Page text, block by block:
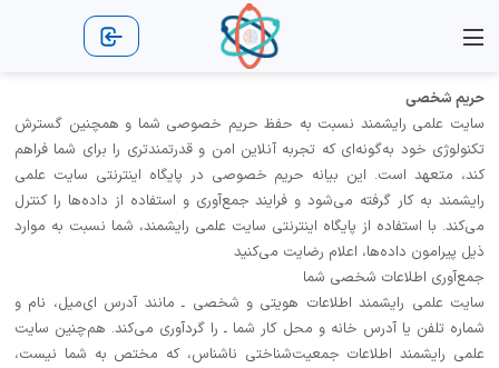
حریم شخصی
سایت علمی رایشمند نسبت به حفظ حریم خصوصی شما و همچنین گسترش
تکنولوژی خود به‌گونه‌ای که تجربه آنلاین امن و قدرتمندتری را برای شما فراهم
کند، متعهد است. این بیانه حریم خصوصی در پایگاه اینترنتی سایت علمی
رایشمند به کار گرفته می‌شود و فرایند جمع‌آوری و استفاده از داده‌ها را کنترل
می‌کند. با استفاده از پایگاه اینترنتی سایت علمی رایشمند، شما نسبت به موارد
ذیل پیرامون داده‌ها، اعلام رضایت می‌کنید
جمع‌آوری اطلاعات شخصی شما
سایت علمی رایشمند اطلاعات هویتی و شخصی ـ مانند آدرس ای‌میل، نام و
شماره تلفن یا آدرس خانه و محل کار شما ـ را گردآوری می‌کند. هم‌چنین سایت
علمی رایشمند اطلاعات جمعیت‌شناختی ناشناس، که مختص به شما نیست،
فرمول های ریاضی
آموزش ریاضی
نمونه سوال ریاضی
کارشناسی ارشد ریاضی
دکترا
ماشین ها
صنعت و تجارت
صنایع و کارآفرینی
رموز کسب درآمد
آموزش برنامه نویسی
آموزش برنامه نویسی جاوا‌اسکریپت
آموزش زبان برنامه نویسی سی C
آموزش زبان آلمانی
آموزش زبان انگلیسی
دایناسورها
انواع محیط های زندگی
گیاهان
شعر و غزل
الکترو شیمی
ژئو شیمی
علم شیمی
مطالب درسی
جذابیت های شیمی
جغرافیای ایران
جغرافیای جهان
دانستنیهای بارداری و زایمان
دانستنیهای قبل از ازدواج
روانشناسی
دانستنی‌های جنسی
روش های درمانی
مطالب علمی فیزیک
مطالب جالب فیزیک
مطالب علمی نجوم
مطالب جالب نجوم
مشاوره تحصیلی
مشاوره سلامت
مشاوره های تربیتی
مشاوره های زندگی مشترک
مشاوره های مذهبی
فرهنگ و هنر
مشاهیر
معرفی رشته های دانشگاهی
معرفی دانشگاه ها